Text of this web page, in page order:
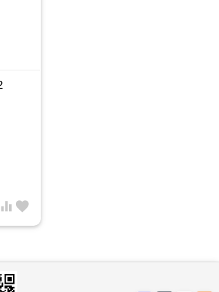
equalizer favorite